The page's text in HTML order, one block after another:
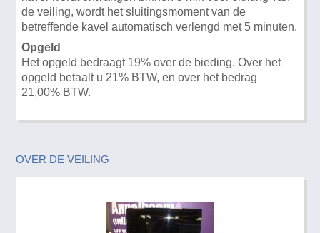
de veiling, wordt het sluitingsmoment van de
betreffende kavel automatisch verlengd met 5 minuten.
Opgeld
Het opgeld bedraagt 19% over de bieding. Over het
opgeld betaalt u 21% BTW, en over het bedrag
21,00% BTW.
OVER DE VEILING